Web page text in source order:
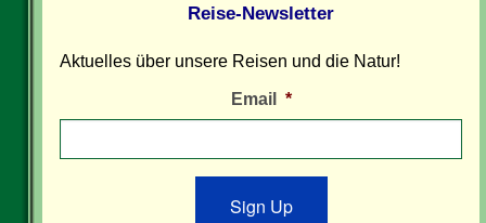
Reise-Newsletter
Aktuelles über unsere Reisen und die Natur!
Email *
Sign Up